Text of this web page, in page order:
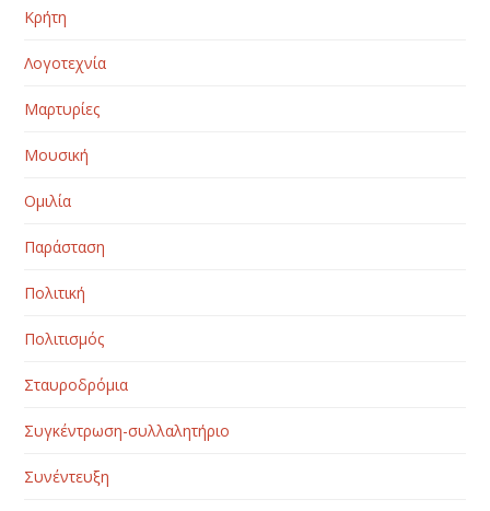
Κρήτη
Λογοτεχνία
Μαρτυρίες
Μουσική
Ομιλία
Παράσταση
Πολιτική
Πολιτισμός
Σταυροδρόμια
Συγκέντρωση-συλλαλητήριο
Συνέντευξη